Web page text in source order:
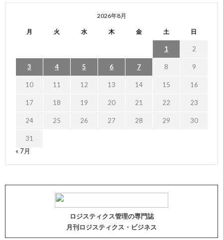
2026年8月
月 火 水 木 金 土 日
1 2
3 4 5 6 7 8 9
10 11 12 13 14 15 16
17 18 19 20 21 22 23
24 25 26 27 28 29 30
31
« 7月
ロジスティクス管理の専門誌
月刊ロジスティクス・ビジネス